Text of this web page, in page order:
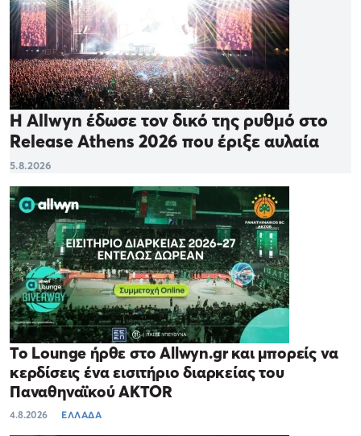
Η Allwyn έδωσε τον δικό της ρυθμό στο
Release Athens 2026 που έριξε αυλαία
5.8.2026
Το Lounge ήρθε στο Allwyn.gr και μπορείς να
κερδίσεις ένα εισιτήριο διαρκείας του
Παναθηναϊκού AKTOR
4.8.2026 ΕΛΛΑΔΑ